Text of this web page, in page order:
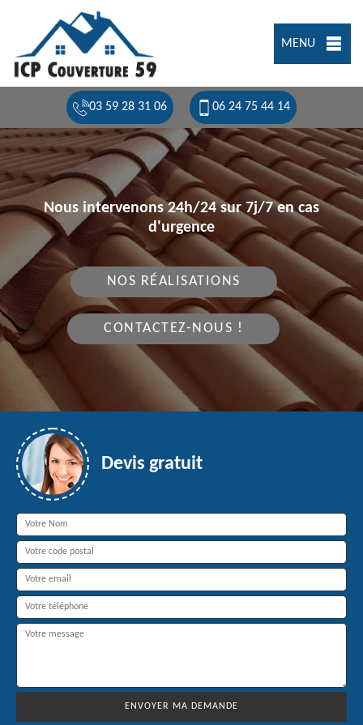
MENU
03 59 28 31 06 06 24 75 44 14
Nous intervenons 24h/24 sur 7j/7 en cas
d'urgence
NOS RÉALISATIONS
CONTACTEZ-NOUS !
Devis gratuit